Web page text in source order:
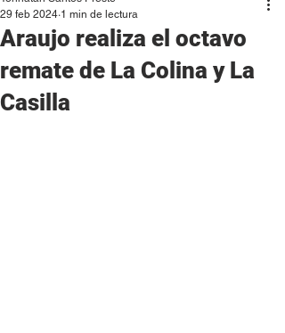
Araujo realiza el octavo
remate de La Colina y La
Casilla
29 feb 2024 1 min de lectura